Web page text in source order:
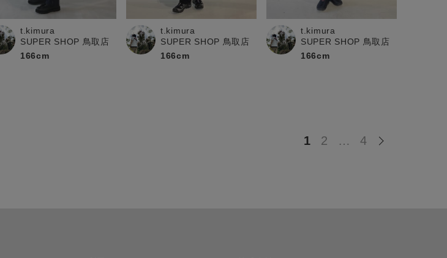
t.kimura
SUPER SHOP 鳥取店
166cm
t.kimura
SUPER SHOP 鳥取店
166cm
t.kimura
SUPER SHOP 鳥取店
166cm
1 2 … 4